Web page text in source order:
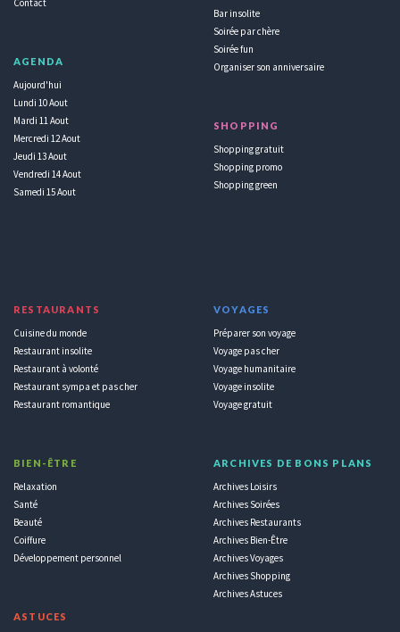
AGENDA
Aujourd'hui
Lundi 10 Aout
Mardi 11 Aout
Mercredi 12 Aout
Jeudi 13 Aout
Vendredi 14 Aout
Samedi 15 Aout
Bar insolite
Soirée par chère
Soirée fun
Organiser son anniversaire
SHOPPING
Shopping gratuit
Shopping promo
Shopping green
RESTAURANTS
Cuisine du monde
Restaurant insolite
Restaurant à volonté
Restaurant sympa et pas cher
Restaurant romantique
BIEN-ÊTRE
Relaxation
Santé
Beauté
Coiffure
Développement personnel
ASTUCES
VOYAGES
Préparer son voyage
Voyage pas cher
Voyage humanitaire
Voyage insolite
Voyage gratuit
ARCHIVES DE BONS PLANS
Archives Loisirs
Archives Soirées
Archives Restaurants
Archives Bien-Être
Archives Voyages
Archives Shopping
Archives Astuces